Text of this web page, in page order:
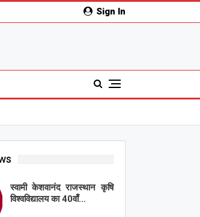
Sign In
स्वामी केशवानंद राजस्थान कृषि
विश्वविद्यालय का 40वाँ…